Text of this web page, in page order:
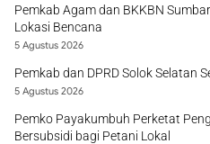
Pemkab Agam dan BKKBN
Lokasi Bencana
5 Agustus 2026
Pemkab dan DPRD Solok Selatan
5 Agustus 2026
Pemko Payakumbuh Perketat
Bersubsidi bagi Petani Lokal